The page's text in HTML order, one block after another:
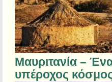
Μαυριτανία –
υπέροχος